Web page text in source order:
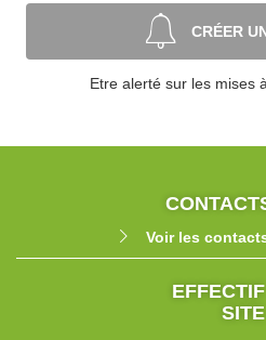
CRÉER
Etre alerté sur les mises
Voir les
EFFECTIF
SITE